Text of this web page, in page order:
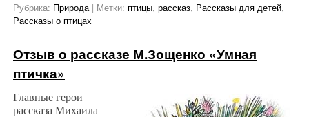
Рубрика: Природа | Метки: птицы, рассказ, Рассказы для детей,
Рассказы о птицах
Отзыв о рассказе М.Зощенко «Умная
птичка»
Главные герои
рассказа Михаила